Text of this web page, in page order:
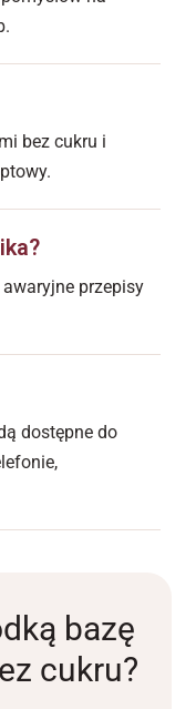
bez cukru i
przepisy
dostępne do
bazę
cukru?